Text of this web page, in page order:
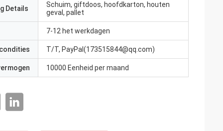
Details
Schuim, giftdoos, hoofdkarton, houten
geval, pallet
7-12 het werkdagen
T/T, PayPal(173515844@qq.com)
10000 Eenheid per maand